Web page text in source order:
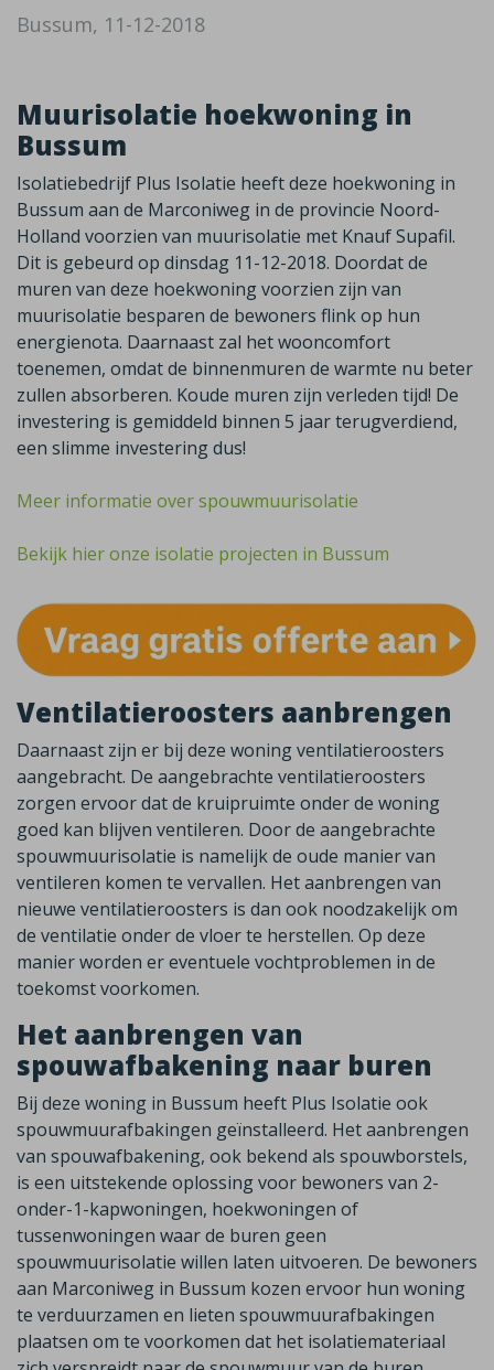
Bussum, 11-12-2018
Muurisolatie hoekwoning in
Bussum
Isolatiebedrijf Plus Isolatie heeft deze hoekwoning in
Bussum aan de Marconiweg in de provincie Noord-
Holland voorzien van muurisolatie met Knauf Supafil.
Dit is gebeurd op dinsdag 11-12-2018. Doordat de
muren van deze hoekwoning voorzien zijn van
muurisolatie besparen de bewoners flink op hun
energienota. Daarnaast zal het wooncomfort
toenemen, omdat de binnenmuren de warmte nu beter
zullen absorberen. Koude muren zijn verleden tijd! De
investering is gemiddeld binnen 5 jaar terugverdiend,
een slimme investering dus!
Meer informatie over spouwmuurisolatie
Bekijk hier onze isolatie projecten in Bussum
Ventilatieroosters aanbrengen
Daarnaast zijn er bij deze woning ventilatieroosters
aangebracht. De aangebrachte ventilatieroosters
zorgen ervoor dat de kruipruimte onder de woning
goed kan blijven ventileren. Door de aangebrachte
spouwmuurisolatie is namelijk de oude manier van
ventileren komen te vervallen. Het aanbrengen van
nieuwe ventilatieroosters is dan ook noodzakelijk om
de ventilatie onder de vloer te herstellen. Op deze
manier worden er eventuele vochtproblemen in de
toekomst voorkomen.
Het aanbrengen van
spouwafbakening naar buren
Bij deze woning in Bussum heeft Plus Isolatie ook
spouwmuurafbakingen geïnstalleerd. Het aanbrengen
van spouwafbakening, ook bekend als spouwborstels,
is een uitstekende oplossing voor bewoners van 2-
onder-1-kapwoningen, hoekwoningen of
tussenwoningen waar de buren geen
spouwmuurisolatie willen laten uitvoeren. De bewoners
aan Marconiweg in Bussum kozen ervoor hun woning
te verduurzamen en lieten spouwmuurafbakingen
plaatsen om te voorkomen dat het isolatiemateriaal